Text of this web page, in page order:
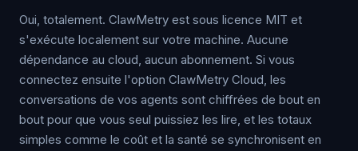
Oui, totalement. ClawMetry est sous licence MIT et
s'exécute localement sur votre machine. Aucune
dépendance au cloud, aucun abonnement. Si vous
connectez ensuite l'option ClawMetry Cloud, les
conversations de vos agents sont chiffrées de bout en
bout pour que vous seul puissiez les lire, et les totaux
simples comme le coût et la santé se synchronisent en